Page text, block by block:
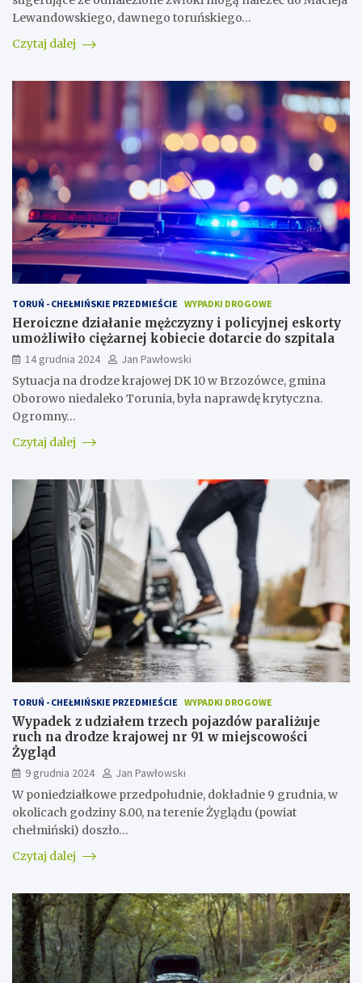
Lewandowskiego, dawnego toruńskiego…
Czytaj dalej
TORUŃ - CHEŁMIŃSKIE PRZEDMIEŚCIE WYPADKI DROGOWE
Heroiczne działanie mężczyzny i policyjnej eskorty
umożliwiło ciężarnej kobiecie dotarcie do szpitala
14 grudnia 2024
Jan Pawłowski
Sytuacja na drodze krajowej DK 10 w Brzozówce, gmina
Oborowo niedaleko Torunia, była naprawdę krytyczna.
Ogromny…
Czytaj dalej
TORUŃ - CHEŁMIŃSKIE PRZEDMIEŚCIE WYPADKI DROGOWE
Wypadek z udziałem trzech pojazdów paraliżuje
ruch na drodze krajowej nr 91 w miejscowości
Żygląd
9 grudnia 2024
Jan Pawłowski
W poniedziałkowe przedpołudnie, dokładnie 9 grudnia, w
okolicach godziny 8.00, na terenie Żyglądu (powiat
chełmiński) doszło…
Czytaj dalej